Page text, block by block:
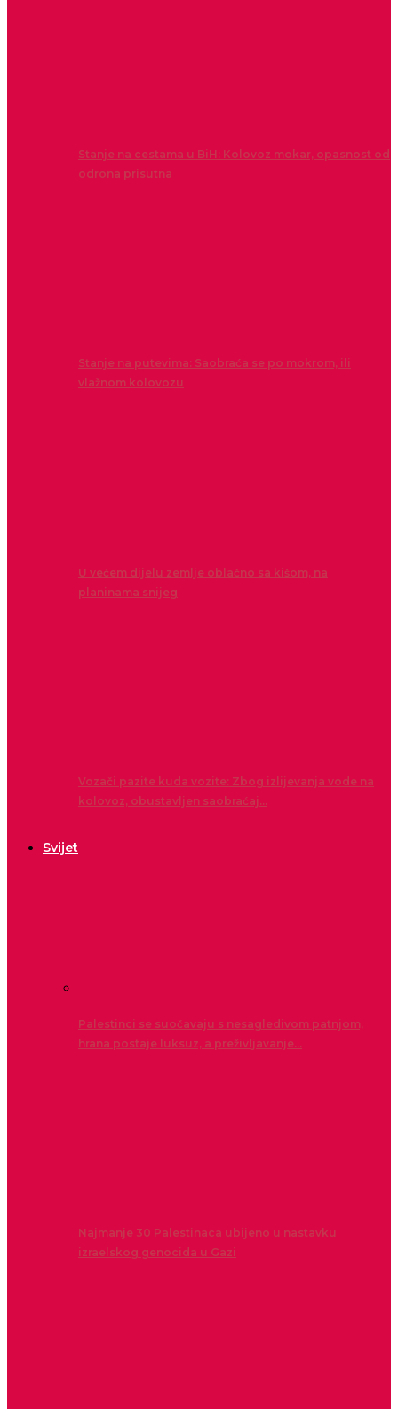
Stanje na cestama u BiH: Kolovoz mokar, opasnost od
odrona prisutna
Stanje na putevima: Saobraća se po mokrom, ili
vlažnom kolovozu
U većem dijelu zemlje oblačno sa kišom, na
planinama snijeg
Vozači pazite kuda vozite: Zbog izlijevanja vode na
kolovoz, obustavljen saobraćaj…
Svijet
Palestinci se suočavaju s nesagledivom patnjom,
hrana postaje luksuz, a preživljavanje…
Najmanje 30 Palestinaca ubijeno u nastavku
izraelskog genocida u Gazi